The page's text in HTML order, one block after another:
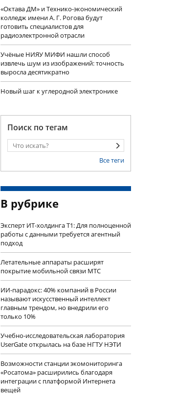
«Октава ДМ» и Технико-экономический
колледж имени А. Г. Рогова будут
готовить специалистов для
радиоэлектронной отрасли
Учëные НИЯУ МИФИ нашли способ
извлечь шум из изображений: точность
выросла десятикратно
Новый шаг к углеродной электронике
Поиск по тегам
Все теги
В рубрике
Эксперт ИТ-холдинга Т1: Для полноценной
работы с данными требуется агентный
подход
Летательные аппараты расширят
покрытие мобильной связи МТС
ИИ-парадокс: 40% компаний в России
называют искусственный интеллект
главным трендом, но внедрили его
только 10%
Учебно-исследовательская лаборатория
UserGate открылась на базе НГТУ НЭТИ
Возможности станции экомониторинга
«Росатома» расширились благодаря
интеграции с платформой Интернета
вещей